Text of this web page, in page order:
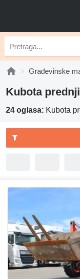
Građevinske
Kubota
24 oglasa: Kubota